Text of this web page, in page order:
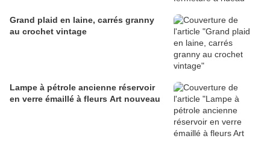
Grand plaid en laine, carrés granny
au crochet vintage
Lampe à pétrole ancienne réservoir
en verre émaillé à fleurs Art nouveau